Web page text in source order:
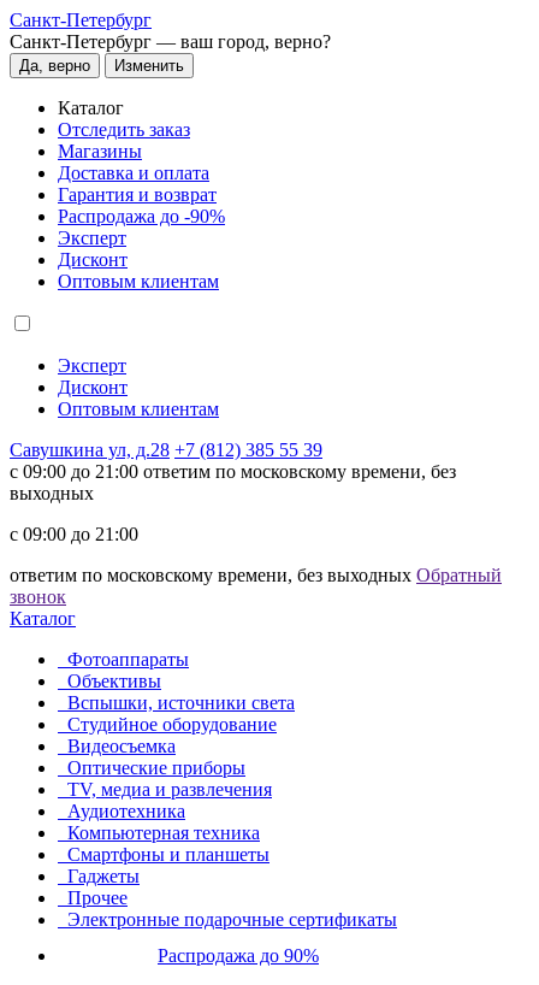
Санкт-Петербург
Санкт-Петербург — ваш город, верно?
Да, верно Изменить
Каталог
Отследить заказ
Магазины
Доставка и оплата
Гарантия и возврат
Распродажа до -90%
Эксперт
Дисконт
Оптовым клиентам
Эксперт
Дисконт
Оптовым клиентам
Савушкина ул, д.28 +7 (812) 385 55 39
c 09:00 до 21:00 ответим по московскому времени, без
выходных
c 09:00 до 21:00
ответим по московскому времени, без выходных Обратный
звонок
Каталог
Фотоаппараты
Объективы
Вспышки, источники света
Студийное оборудование
Видеосъемка
Оптические приборы
TV, медиа и развлечения
Аудиотехника
Компьютерная техника
Смартфоны и планшеты
Гаджеты
Прочее
Электронные подарочные сертификаты
Распродажа до 90%